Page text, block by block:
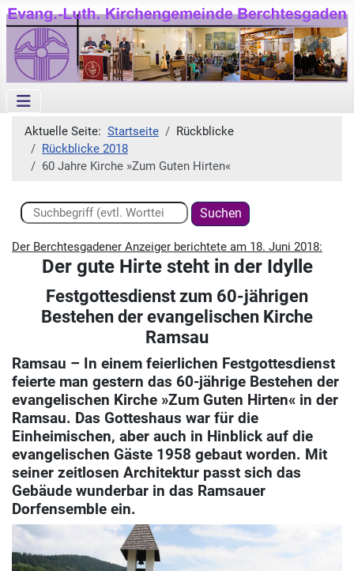
Aktuelle Seite: Startseite
Rückblicke
Rückblicke 2018
60 Jahre Kirche »Zum Guten Hirten«
Suchen ...
Suchen
Der Berchtesgadener Anzeiger berichtete am 18. Juni 2018:
Der gute Hirte steht in der Idylle
Festgottesdienst zum 60-jährigen
Bestehen der evangelischen Kirche
Ramsau
Ramsau – In einem feierlichen Festgottesdienst
feierte man gestern das 60-jährige Bestehen der
evangelischen Kirche »Zum Guten Hirten« in der
Ramsau. Das Gotteshaus war für die
Einheimischen, aber auch in Hinblick auf die
evangelischen Gäste 1958 gebaut worden. Mit
seiner zeitlosen Architektur passt sich das
Gebäude wunderbar in das Ramsauer
Dorfensemble ein.